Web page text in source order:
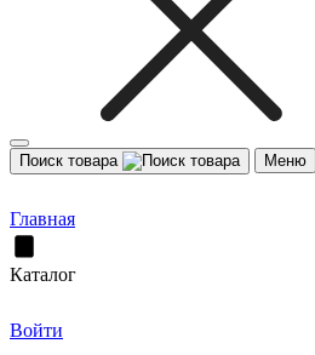
Поиск товара Меню
Главная
Каталог
Войти